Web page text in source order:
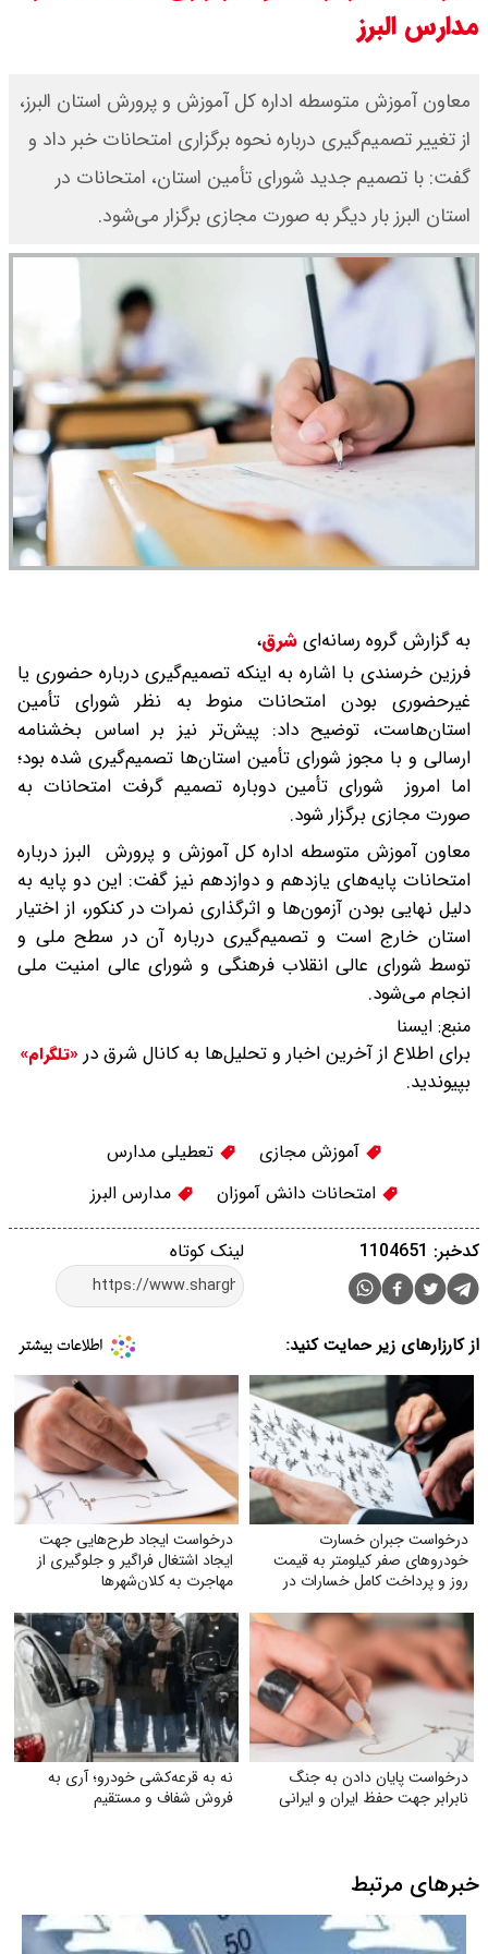
طلا
قیمت طلا ۱۸ عیار امروز دوشنبه ۱۹
مرداد ۱۴۰۵ اعلام شد/ طلا دوباره اوج
چنگیز وثوقی در بیمارستان بستری
است + عکس و ویدئو
مدارس البرز
معاون آموزش متوسطه اداره کل آموزش و پرورش استان البرز،
از تغییر تصمیم‌گیری درباره نحوه برگزاری امتحانات خبر داد و
گفت: با تصمیم جدید شورای تأمین استان، امتحانات در
استان البرز بار دیگر به صورت مجازی برگزار می‌شود.
به گزارش گروه رسانه‌ایشرق،
فرزین خرسندی با اشاره به اینکه تصمیم‌گیری درباره حضوری یا
غیرحضوری بودن امتحانات منوط به نظر شورای تأمین
استان‌هاست، توضیح داد: پیش‌تر نیز بر اساس بخشنامه
ارسالی و با مجوز شورای تأمین استان‌ها تصمیم‌گیری شده بود؛
اما امروز شورای تأمین دوباره تصمیم گرفت امتحانات به
صورت مجازی برگزار شود.
معاون آموزش متوسطه اداره کل آموزش و پرورش البرز درباره
امتحانات پایه‌های یازدهم و دوازدهم نیز گفت: این دو پایه به
دلیل نهایی بودن آزمون‌ها و اثرگذاری نمرات در کنکور، از اختیار
استان خارج است و تصمیم‌گیری درباره آن در سطح ملی و
توسط شورای عالی انقلاب فرهنگی و شورای عالی امنیت ملی
انجام می‌شود.
منبع: ایسنا
برای اطلاع از آخرین اخبار و تحلیل‌ها به کانال شرق در «تلگرام»
بپیوندید.
آموزش مجازی
تعطیلی مدارس
امتحانات دانش آموزان
مدارس البرز
لینک کوتاه کدخبر: 1104651
از کارزارهای زیر حمایت کنید:
درخواست جبران خسارت
خودروهای صفر کیلومتر به قیمت
روز و پرداخت کامل خسارات در
درخواست ایجاد طرح‌هایی جهت
ایجاد اشتغال فراگیر و جلوگیری از
مهاجرت به کلان‌شهرها
درخواست پایان دادن به جنگ
نابرابر جهت حفظ ایران و ایرانی
نه به قرعه‌کشی خودرو؛ آری به
فروش شفاف و مستقیم
خبرهای مرتبط